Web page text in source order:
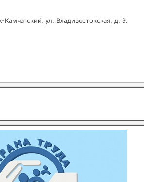
Камчатский, ул. Владивостокская, д. 9.